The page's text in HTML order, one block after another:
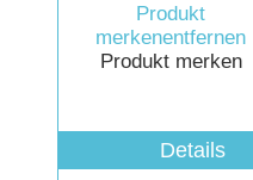
Produkt
merkenentfernen
Produkt merken
Details